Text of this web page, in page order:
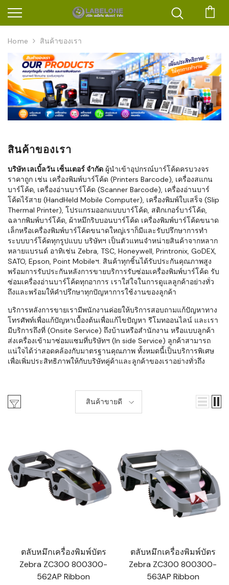
Home สินค้าของเรา
สินค้าของเรา
บริษัท เลเบิ้ลวัน เซ็นเตอร์ จำกัด ผู้นำเข้าอุปกรณ์บาร์โค้ดครบวงจร
ราคาถูก เช่น เครื่องพิมพ์บาร์โค้ด (Printers Barcode), เครื่องสแกน
บาร์โค้ด, เครื่องอ่านบาร์โค้ด (Scanner Barcode), เครื่องอ่านบาร์
โค้ดไร้สาย (HandHeld Mobile Computer), เครื่องพิมพ์ใบเสร็จ (Slip
Thermal Printer), โปรแกรมออกแบบบาร์โค้ด, สติกเกอร์บาร์โค้ด,
ฉลากพิมพ์บาร์โค้ด, ผ้าหมึกริบบอนบาร์โค้ด เครื่องพิมพ์บาร์โค้ดขนาด
เล็กหรือเครื่องพิมพ์บาร์โค้ดขนาดใหญ่เราก็มีและรับปรึกษาการทำ
ระบบบาร์โค้ดทุกรูปแบบ บริษัทฯ เป็นตัวแทนจำหน่ายสินค้าจากหลาก
หลายแบรนด์ อาทิเช่น Zebra, TSC, Honeywell, Printronix, GoDEX,
SATO, Epson, Point Mobileฯ. สินค้าทุกชิ้นได้รับประกันคุณภาพสูง
พร้อมการรับประกันหลังการขายบริการรับซ่อมเครื่องพิมพ์บาร์โค้ด รับ
ซ่อมเครื่องอ่านบาร์โค้ดทุกอาการ เราใส่ใจในการดูแลลูกค้าอย่างทั่ว
ถึงและพร้อมให้คำปรึกษาทุกปัญหาการใช้งานของลูกค้า
บริการหลังการขายเรามีพนักงานค่อยให้บริการสอบถามแก้ปัญหาทาง
โทรศัพท์เพื่อแก้ปัญหาเบื้องต้นเพื่อแก้ไขปัญหา รีโมทออนไลน์ และเรา
มีบริการถึงที่ (Onsite Service) ถึงบ้านหรือสำนักงาน หรือแบบลูกค้า
ส่งเครื่องเข้ามาซ่อมแซมที่บริษัทฯ (In side Service) ลูกค้าสามารถ
แน่ใจได้ว่าสอดคล้องกับมาตรฐานคุณภาพ ทั้งหมดนี้เป็นบริการพิเศษ
เพื่อเพิ่มประสิทธิภาพให้กับบริษัทคู่ค้าและลูกค้าของเราอย่างทั่วถึง
สินค้าขายดี
ตลับหมึกเครื่องพิมพ์บัตร
Zebra ZC300 800300-
562AP Ribbon
ตลับหมึกเครื่องพิมพ์บัตร
Zebra ZC300 800300-
563AP Ribbon